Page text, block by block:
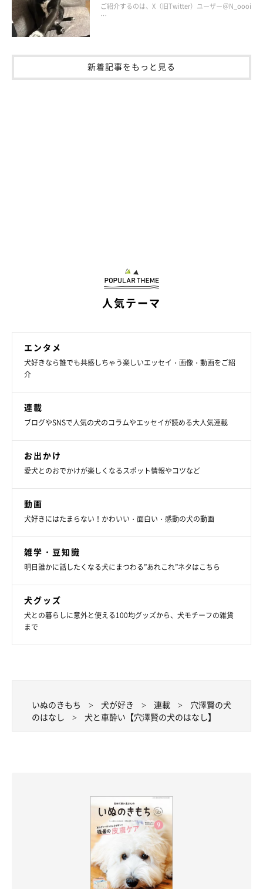
いぬのきもちweb
それが大吉で、引き取ると決めて連れて帰る車の中から爆睡して
いた。それ以降も何度も車に乗せているが、いまだかつて酔った
そぶりを見せたことは一度もない。車には進んで飛び乗るし、乗
気持ち悪そうな福助を見て「なんで？」みたいな顔をしている。
遠心力などの体にかかる負荷を、こいつの脳はどう処理している
ご紹介するのは、X（旧Twitter）ユーザー＠N_oooi
…
新着記事をもっと見る
人気テーマ
エンタメ
犬好きなら誰でも共感しちゃう楽しいエッセイ・画像・動画をご紹
介
連載
ブログやSNSで人気の犬のコラムやエッセイが読める大人気連載
お出かけ
愛犬とのおでかけが楽しくなるスポット情報やコツなど
動画
犬好きにはたまらない！かわいい・面白い・感動の犬の動画
雑学・豆知識
明日誰かに話したくなる犬にまつわる”あれこれ”ネタはこちら
犬グッズ
犬との暮らしに意外と使える100均グッズから、犬モチーフの雑貨
まで
いぬのきもち 犬が好き 連載
穴澤賢の犬
のはなし
犬と車酔い【穴澤賢の犬のはなし】